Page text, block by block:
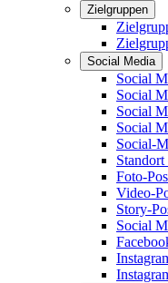
Zielgruppen
Social Media
Social
Social
Social
Social
Social-
Foto-
Video-
Story-
Social